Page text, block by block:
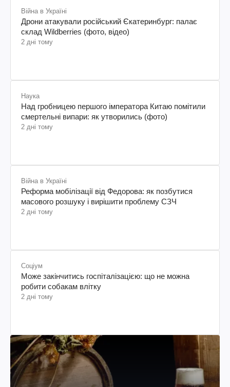
Війна в Україні
Дрони атакували російський Єкатеринбург: палає
склад Wildberries (фото, відео)
2 дні тому
Наука
Над гробницею першого імператора Китаю помітили
смертельні випари: як утворились (фото)
2 дні тому
Війна в Україні
Реформа мобілізації від Федорова: як позбутися
масового розшуку і вирішити проблему СЗЧ
2 дні тому
Соціум
Може закінчитись госпіталізацією: що не можна
робити собакам влітку
2 дні тому